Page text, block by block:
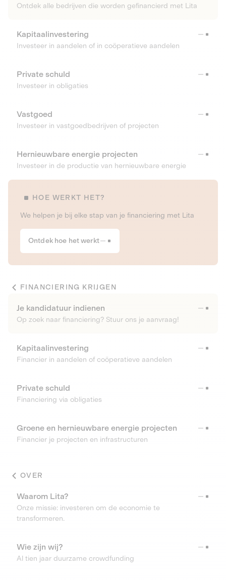
Ontdek alle bedrijven die worden gefinancierd met Lita
Kapitaalinvestering
Investeer in aandelen of in coöperatieve aandelen
Private schuld
Investeer in obligaties
Vastgoed
Investeer in vastgoedbedrijven of projecten
Hernieuwbare energie projecten
Investeer in de productie van hernieuwbare energie
HOE WERKT HET?
We helpen je bij elke stap van je financiering met Lita
Ontdek hoe het werkt
FINANCIERING KRIJGEN
Je kandidatuur indienen
Op zoek naar financiering? Stuur ons je aanvraag!
Kapitaalinvestering
Financier in aandelen of coöperatieve aandelen
Private schuld
Financiering via obligaties
Groene en hernieuwbare energie projecten
Financier je projecten en infrastructuren
OVER
Waarom Lita?
Onze missie: investeren om de economie te
transformeren.
Wie zijn wij?
Al tien jaar duurzame crowdfunding